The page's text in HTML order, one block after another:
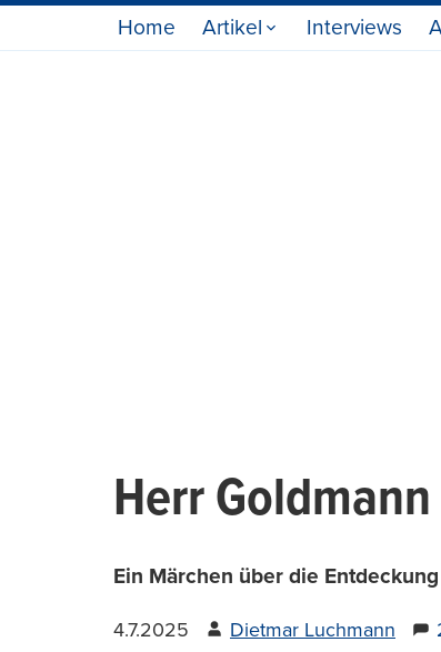
Home Artikel Interviews
Herr
Ein Märchen über die
4.7.2025 Dietmar Luchmann